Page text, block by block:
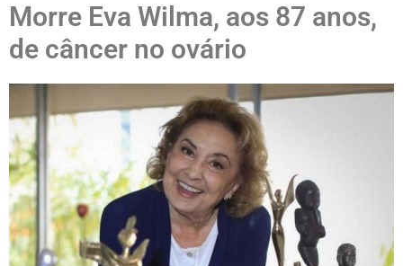
Morre Eva Wilma, aos 87 anos,
de câncer no ovário